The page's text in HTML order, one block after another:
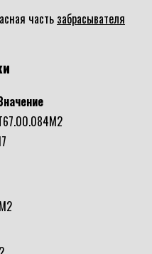
часть забрасывателя